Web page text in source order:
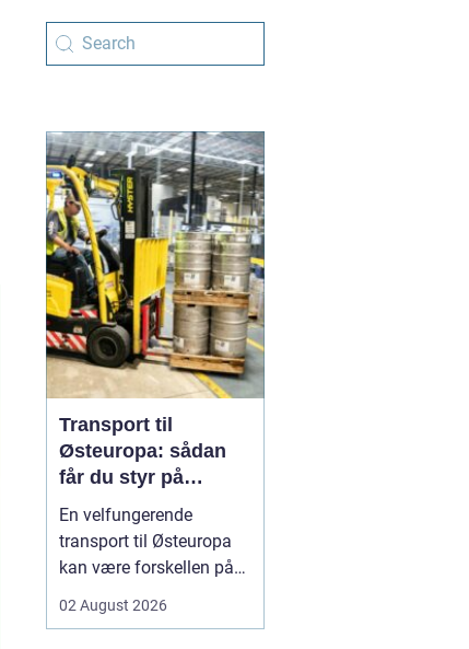
Transport til
Østeuropa: sådan
får du styr på
logistikken
En velfungerende
transport til Østeuropa
kan være forskellen på
dyre forsinkelser. Mange
02 August 2026